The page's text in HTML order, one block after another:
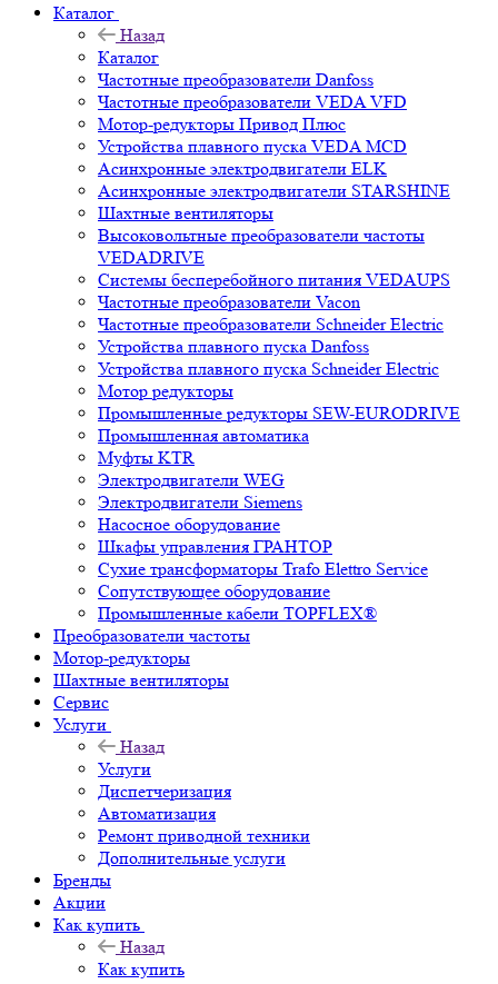
Каталог
Назад
Каталог
Частотные преобразователи Danfoss
Частотные преобразователи VEDA VFD
Мотор-редукторы Привод Плюс
Устройства плавного пуска VEDA MCD
Асинхронные электродвигатели ELK
Асинхронные электродвигатели STARSHINE
Шахтные вентиляторы
Высоковольтные преобразователи частоты
VEDADRIVE
Системы бесперебойного питания VEDAUPS
Частотные преобразователи Vacon
Частотные преобразователи Schneider Electric
Устройства плавного пуска Danfoss
Устройства плавного пуска Schneider Electric
Мотор редукторы
Промышленные редукторы SEW-EURODRIVE
Промышленная автоматика
Муфты KTR
Электродвигатели WEG
Электродвигатели Siemens
Насосное оборудование
Шкафы управления ГРАНТОР
Сухие трансформаторы Trafo Elettro Service
Сопутствующее оборудование
Промышленные кабели TOPFLEX®
Преобразователи частоты
Мотор-редукторы
Шахтные вентиляторы
Сервис
Услуги
Назад
Услуги
Диспетчеризация
Автоматизация
Ремонт приводной техники
Дополнительные услуги
Бренды
Акции
Как купить
Назад
Как купить